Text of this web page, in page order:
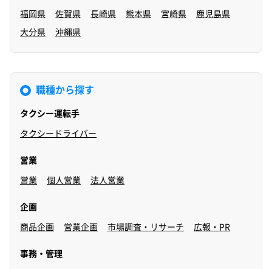
福岡県 佐賀県 長崎県 熊本県 宮崎県 鹿児島県
大分県 沖縄県
職種から探す
タクシー運転手
タクシードライバー
営業
営業 個人営業 法人営業
企画
商品企画 営業企画 市場調査・リサーチ 広報・PR
事務・管理